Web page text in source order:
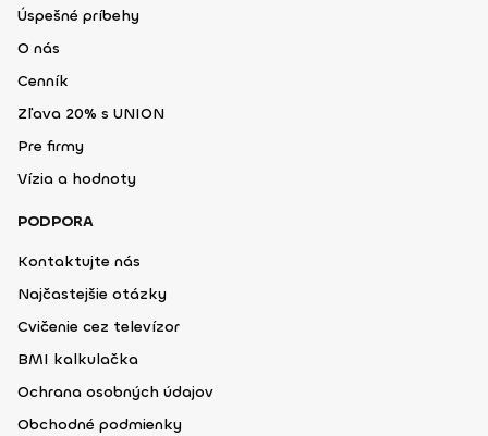
Úspešné príbehy
O nás
Cenník
Zľava 20% s UNION
Pre firmy
Vízia a hodnoty
PODPORA
Kontaktujte nás
Najčastejšie otázky
Cvičenie cez televízor
BMI kalkulačka
Ochrana osobných údajov
Obchodné podmienky